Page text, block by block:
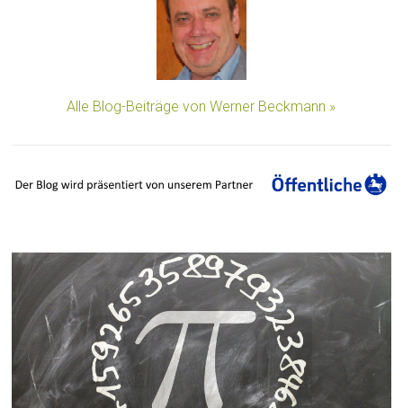
Alle Blog-Beiträge von Werner Beckmann »